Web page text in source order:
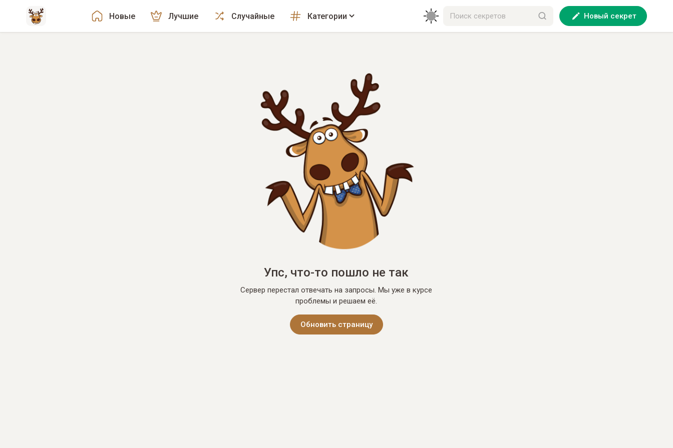
Новые Лучшие Случайные Категории Новый секрет
Упс, что-то пошло не так
Сервер перестал отвечать на запросы. Мы уже в курсе
проблемы и решаем её.
Обновить страницу